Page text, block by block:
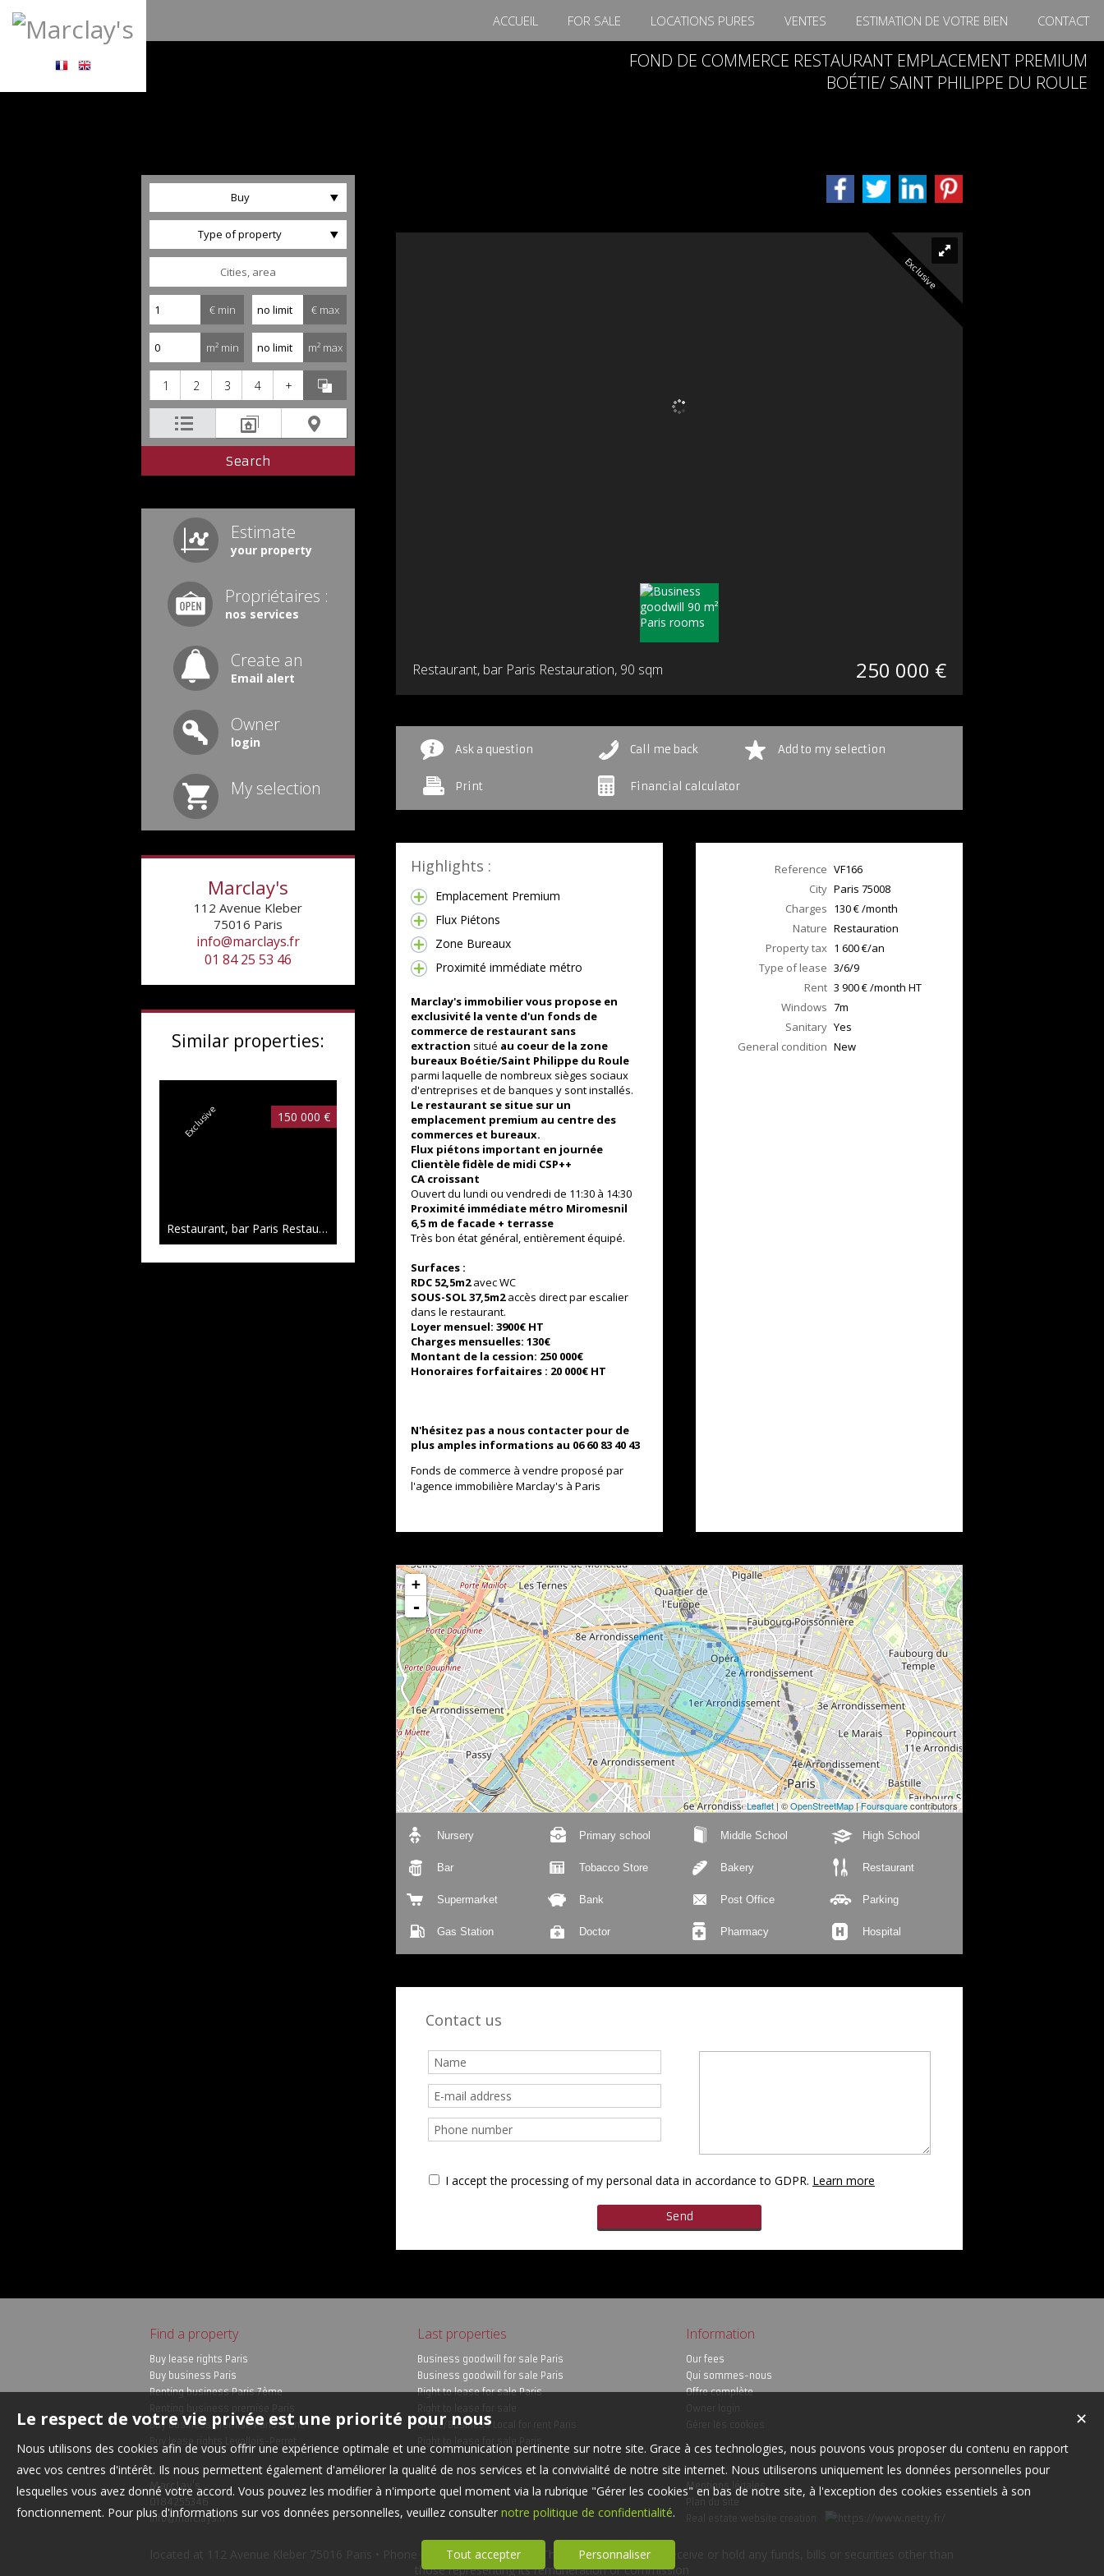
ACCUEIL FOR SALE LOCATIONS PURES VENTES ESTIMATION DE VOTRE BIEN CONTACT
FOND DE COMMERCE RESTAURANT EMPLACEMENT PREMIUM
BOÉTIE/ SAINT PHILIPPE DU ROULE
Buy
Type of property
€ min € max
m² min m² max
1 2 3 4 +
Estimate
your property
Propriétaires :
nos services
Create an
Email alert
Owner
login
My selection
Marclay's
112 Avenue Kleber
75016 Paris
info@marclays.fr
01 84 25 53 46
Similar properties:
Exclusive 150 000 €
Restaurant, bar Paris Restauration,
Exclusive
Restaurant, bar Paris Restauration, 90 sqm 250 000 €
Ask a question Call me back Add to my selection
Print Financial calculator
Highlights :
Emplacement Premium
Flux Piétons
Zone Bureaux
Proximité immédiate métro
Marclay's immobilier vous propose en
exclusivité la vente d'un fonds de
commerce de restaurant sans
extraction situé au coeur de la zone
bureaux Boétie/Saint Philippe du Roule
parmi laquelle de nombreux sièges sociaux
d'entreprises et de banques y sont installés.
Le restaurant se situe sur un
emplacement premium au centre des
commerces et bureaux.
Flux piétons important en journée
Clientèle fidèle de midi CSP++
CA croissant
Ouvert du lundi ou vendredi de 11:30 à 14:30
Proximité immédiate métro Miromesnil
6,5 m de facade + terrasse
Très bon état général, entièrement équipé.
Surfaces :
RDC 52,5m2avec WC
SOUS-SOL 37,5m2accès direct par escalier
dans le restaurant.
Loyer mensuel: 3900€ HT
Charges mensuelles: 130€
Montant de la cession: 250 000€
Honoraires forfaitaires : 20 000€ HT
N'hésitez pas a nous contacter pour de
plus amples informations au 06 60 83 40 43
Fonds de commerce à vendre proposé par
l'agence immobilière Marclay's à Paris
Reference VF166
City Paris 75008
Charges 130 € /month
Nature Restauration
Property tax 1 600 €/an
Type of lease 3/6/9
Rent 3 900 € /month HT
Windows 7m
Sanitary Yes
General condition New
+
-
Leaflet| ©OpenStreetMap|Foursquarecontributors
Nursery Primary school Middle School High School
Bar Tobacco Store Bakery Restaurant
Supermarket Bank Post Office Parking
Gas Station Doctor Pharmacy Hospital
Contact us
I accept the processing of my personal data in accordance to GDPR. Learn more
Find a property
Buy lease rights Paris
Buy business Paris
Renting business Paris 7ème
Buy business premise Paris 8ème
Buy lease rights Levallois-Perret
Last properties
Business goodwill for sale Paris
Business goodwill for sale Paris
Right to lease for sale Paris
Office/Business Local for rent Paris
Information
Our fees
Qui sommes-nous
Offre complète
Marclay's
info@marclays.fr
Mentions légales
located at 112 Avenue Kleber 75016 Paris • Phone number 0184255346 • The company shall not receive or hold any funds, bills or securities other than
those representing its remuneration or commission
✕
Le respect de votre vie privée est une priorité pour nous
Nous utilisons des cookies afin de vous offrir une expérience optimale et une communication pertinente sur notre site. Grace à ces technologies, nous pouvons vous proposer du contenu en rapport
avec vos centres d'intérêt. Ils nous permettent également d'améliorer la qualité de nos services et la convivialité de notre site internet. Nous utiliserons uniquement les données personnelles pour
lesquelles vous avez donné votre accord. Vous pouvez les modifier à n'importe quel moment via la rubrique "Gérer les cookies" en bas de notre site, à l'exception des cookies essentiels à son
fonctionnement. Pour plus d'informations sur vos données personnelles, veuillez consulter notre politique de confidentialité.
Tout accepter Personnaliser